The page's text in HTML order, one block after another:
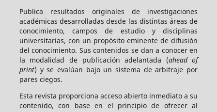
Publica resultados originales de investigaciones
académicas desarrolladas desde las distintas áreas de
conocimiento, campos de estudio y disciplinas
universitarias, con un propósito eminente de difusión
del conocimiento. Sus contenidos se dan a conocer en
la modalidad de publicación adelantada (ahead of
print) y se evalúan bajo un sistema de arbitraje por
pares ciegos.
Esta revista proporciona acceso abierto inmediato a su
contenido, con base en el principio de ofrecer al